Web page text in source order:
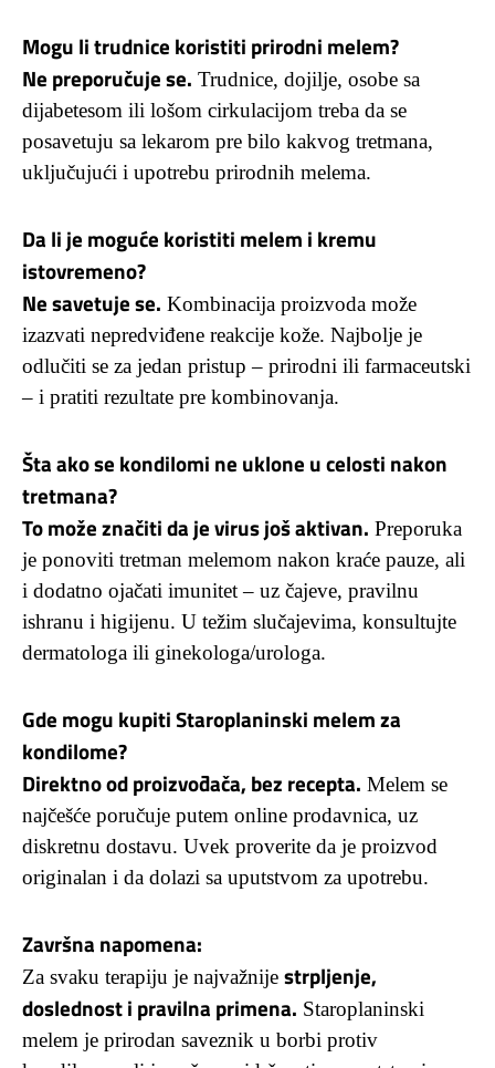
Mogu li trudnice koristiti prirodni melem?
Ne preporučuje se. Trudnice, dojilje, osobe sa
dijabetesom ili lošom cirkulacijom treba da se
posavetuju sa lekarom pre bilo kakvog tretmana,
uključujući i upotrebu prirodnih melema.
Da li je moguće koristiti melem i kremu
istovremeno?
Ne savetuje se. Kombinacija proizvoda može
izazvati nepredviđene reakcije kože. Najbolje je
odlučiti se za jedan pristup – prirodni ili farmaceutski
– i pratiti rezultate pre kombinovanja.
Šta ako se kondilomi ne uklone u celosti nakon
tretmana?
To može značiti da je virus još aktivan. Preporuka
je ponoviti tretman melemom nakon kraće pauze, ali
i dodatno ojačati imunitet – uz čajeve, pravilnu
ishranu i higijenu. U težim slučajevima, konsultujte
dermatologa ili ginekologa/urologa.
Gde mogu kupiti Staroplaninski melem za
kondilome?
Direktno od proizvođača, bez recepta. Melem se
najčešće poručuje putem online prodavnica, uz
diskretnu dostavu. Uvek proverite da je proizvod
originalan i da dolazi sa uputstvom za upotrebu.
Završna napomena:
Za svaku terapiju je najvažnije strpljenje,
doslednost i pravilna primena. Staroplaninski
melem je prirodan saveznik u borbi protiv